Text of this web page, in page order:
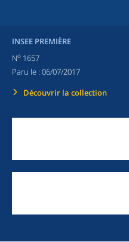
INSEE PREMIÈRE
No 1657
Paru le : 06/07/2017
Découvrir la collection